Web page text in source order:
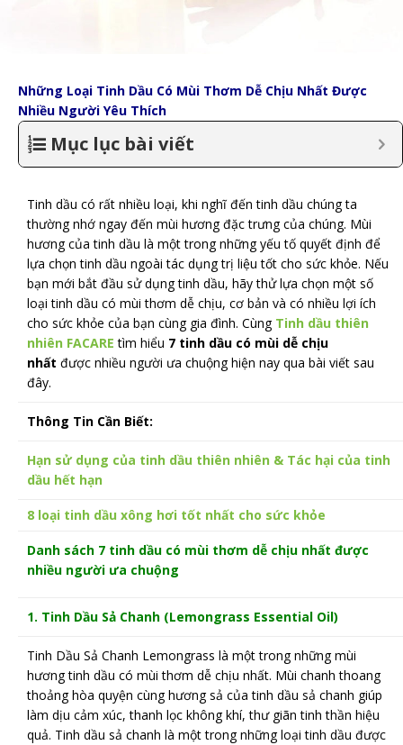
Những Loại Tinh Dầu Có Mùi Thơm Dễ Chịu Nhất Được
Nhiều Người Yêu Thích
Mục lục bài viết
Tinh dầu có rất nhiều loại, khi nghĩ đến tinh dầu chúng ta
thường nhớ ngay đến mùi hương đặc trưng của chúng. Mùi
hương của tinh dầu là một trong những yếu tố quyết định để
lựa chọn tinh dầu ngoài tác dụng trị liệu tốt cho sức khỏe. Nếu
bạn mới bắt đầu sử dụng tinh dầu, hãy thử lựa chọn một số
loại tinh dầu có mùi thơm dễ chịu, cơ bản và có nhiều lợi ích
cho sức khỏe của bạn cùng gia đình. Cùng Tinh dầu thiên
nhiên FACARE tìm hiểu 7 tinh dầu có mùi dễ chịu
nhất được nhiều người ưa chuộng hiện nay qua bài viết sau
đây.
Thông Tin Cần Biết:
Hạn sử dụng của tinh dầu thiên nhiên & Tác hại của tinh
dầu hết hạn
8 loại tinh dầu xông hơi tốt nhất cho sức khỏe
Danh sách 7 tinh dầu có mùi thơm dễ chịu nhất được
nhiều người ưa chuộng
1. Tinh Dầu Sả Chanh (Lemongrass Essential Oil)
Tinh Dầu Sả Chanh Lemongrass là một trong những mùi
hương tinh dầu có mùi thơm dễ chịu nhất. Mùi chanh thoang
thoảng hòa quyện cùng hương sả của tinh dầu sả chanh giúp
làm dịu cảm xúc, thanh lọc không khí, thư giãn tinh thần hiệu
quả. Tinh dầu sả chanh là một trong những loại tinh dầu được